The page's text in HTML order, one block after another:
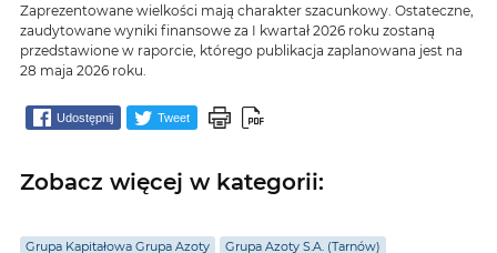
Zaprezentowane wielkości mają charakter szacunkowy. Ostateczne,
zaudytowane wyniki finansowe za I kwartał 2026 roku zostaną
przedstawione w raporcie, którego publikacja zaplanowana jest na
28 maja 2026 roku.
Udostępnij Tweet
Zobacz więcej w kategorii:
Grupa Kapitałowa Grupa Azoty
Grupa Azoty S.A. (Tarnów)